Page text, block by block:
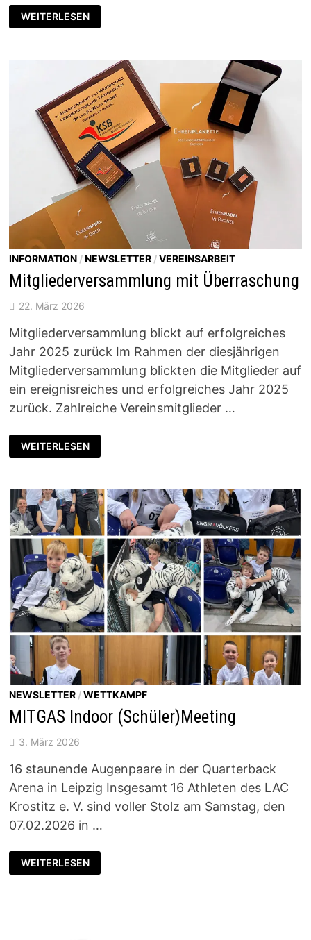
STARKER
AUFTRITT
BEIM
WEITERLESEN
INFORMATION/NEWSLETTER/VEREINSARBEIT
Mitgliederversammlung mit Überraschung
22. März 2026
Mitgliederversammlung blickt auf erfolgreiches
Jahr 2025 zurück Im Rahmen der diesjährigen
Mitgliederversammlung blickten die Mitglieder auf
ein ereignisreiches und erfolgreiches Jahr 2025
zurück. Zahlreiche Vereinsmitglieder …
MITGLIEDERVERSAMMLUNG
MIT
ÜBERRASCHUNG
WEITERLESEN
NEWSLETTER/WETTKAMPF
MITGAS Indoor (Schüler)Meeting
3. März 2026
16 staunende Augenpaare in der Quarterback
Arena in Leipzig Insgesamt 16 Athleten des LAC
Krostitz e. V. sind voller Stolz am Samstag, den
07.02.2026 in …
MITGAS
INDOOR
(SCHÜLER)MEETING
WEITERLESEN